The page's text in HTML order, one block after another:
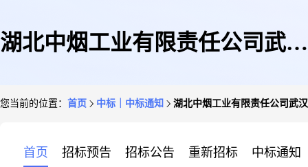
湖北中烟工业有限责任公司武汉
您当前的位置： 首页 中标｜中标通知 湖北中烟工业有限责任公司武
首页 招标预告 招标公告 重新招标 中标通知